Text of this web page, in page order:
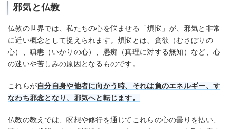
邪気と仏教
仏教の世界では、私たちの心を悩ませる「煩悩」が、邪気と非常
に近い概念として捉えられます。煩悩とは、貪欲（むさぼりの
心）、瞋恚（いかりの心）、愚痴（真理に対する無知）など、心
の迷いや苦しみの原因となるものです。
これらが自分自身や他者に向かう時、それは負のエネルギー、す
なわち邪念となり、邪気へと転じます。
仏教の教えでは、瞑想や修行を通じてこれらの心の曇りを払い、